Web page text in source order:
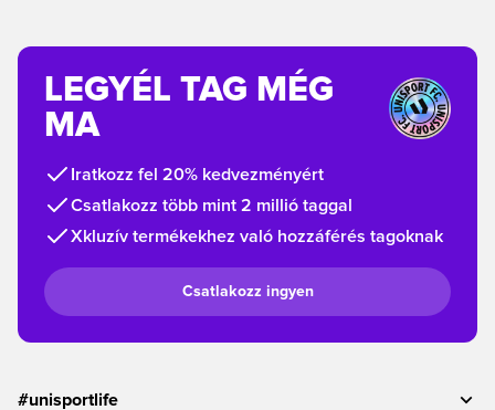
LEGYÉL TAG MÉG
MA
Iratkozz fel 20% kedvezményért
Csatlakozz több mint 2 millió taggal
Xkluzív termékekhez való hozzáférés tagoknak
Csatlakozz ingyen
#unisportlife